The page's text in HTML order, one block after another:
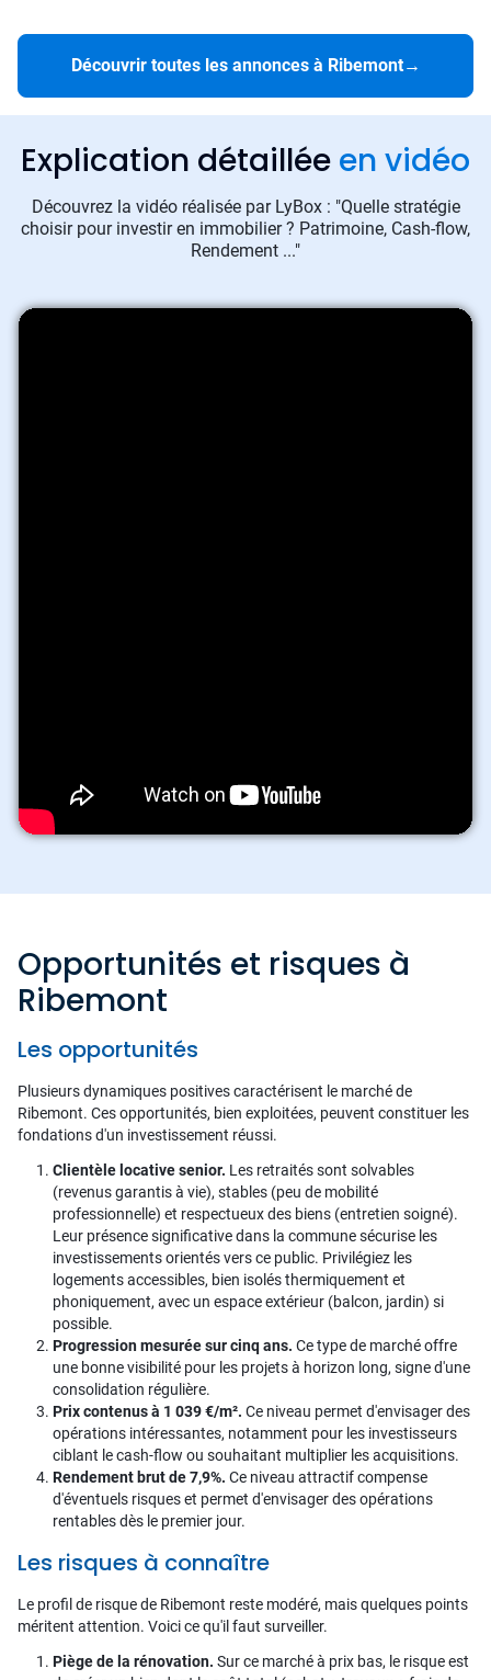
Découvrir toutes les annonces à Ribemont→
Explication détaillée en vidéo
Découvrez la vidéo réalisée par LyBox : "Quelle stratégie
choisir pour investir en immobilier ? Patrimoine, Cash-flow,
Rendement ..."
Opportunités et risques à
Ribemont
Les opportunités
Plusieurs dynamiques positives caractérisent le marché de
Ribemont. Ces opportunités, bien exploitées, peuvent constituer les
fondations d'un investissement réussi.
Clientèle locative senior. Les retraités sont solvables
(revenus garantis à vie), stables (peu de mobilité
professionnelle) et respectueux des biens (entretien soigné).
Leur présence significative dans la commune sécurise les
investissements orientés vers ce public. Privilégiez les
logements accessibles, bien isolés thermiquement et
phoniquement, avec un espace extérieur (balcon, jardin) si
possible.
Progression mesurée sur cinq ans. Ce type de marché offre
une bonne visibilité pour les projets à horizon long, signe d'une
consolidation régulière.
Prix contenus à 1 039 €/m². Ce niveau permet d'envisager des
opérations intéressantes, notamment pour les investisseurs
ciblant le cash-flow ou souhaitant multiplier les acquisitions.
Rendement brut de 7,9%. Ce niveau attractif compense
d'éventuels risques et permet d'envisager des opérations
rentables dès le premier jour.
Les risques à connaître
Le profil de risque de Ribemont reste modéré, mais quelques points
méritent attention. Voici ce qu'il faut surveiller.
Piège de la rénovation. Sur ce marché à prix bas, le risque est